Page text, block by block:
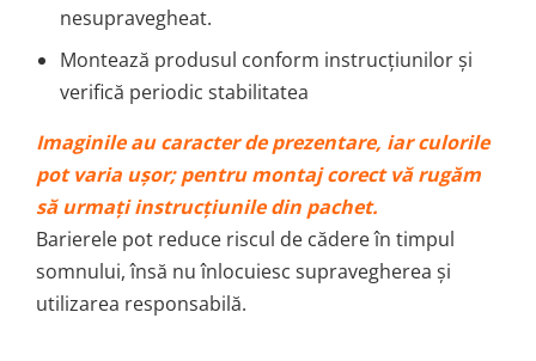
nesupravegheat.
Montează produsul conform instrucțiunilor și
verifică periodic stabilitatea
Imaginile au caracter de prezentare, iar culorile
pot varia ușor; pentru montaj corect vă rugăm
să urmați instrucțiunile din pachet.
Barierele pot reduce riscul de cădere în timpul
somnului, însă nu înlocuiesc supravegherea și
utilizarea responsabilă.